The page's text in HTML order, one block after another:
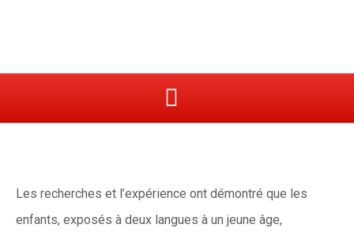
Les recherches et l’expérience ont démontré que les
enfants, exposés à deux langues à un jeune âge,